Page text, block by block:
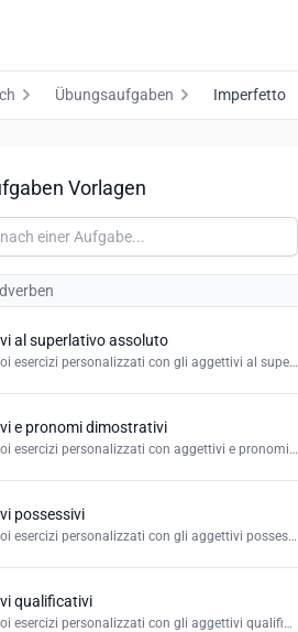
Übungsaufgaben Imperfetto
Vorlagen
al superlativo assoluto
Crea i tuoi esercizi personalizzati con gli aggettivi al superlativo assoluto in italiano.
e pronomi dimostrativi
Crea i tuoi esercizi personalizzati con aggettivi e pronomi dimostrativi in italiano.
possessivi
Crea i tuoi esercizi personalizzati con gli aggettivi possessivi in italiano.
qualificativi
Crea i tuoi esercizi personalizzati con gli aggettivi qualificativi in italiano.